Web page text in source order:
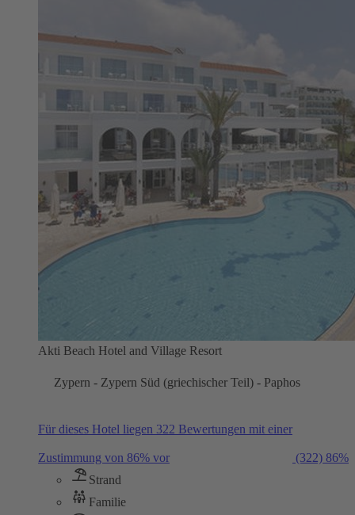
Akti Beach Hotel and Village Resort
Zypern - Zypern Süd (griechischer Teil) - Paphos
Für dieses Hotel liegen 322 Bewertungen mit einer
Zustimmung von 86% vor (322) 86%
Strand
Familie